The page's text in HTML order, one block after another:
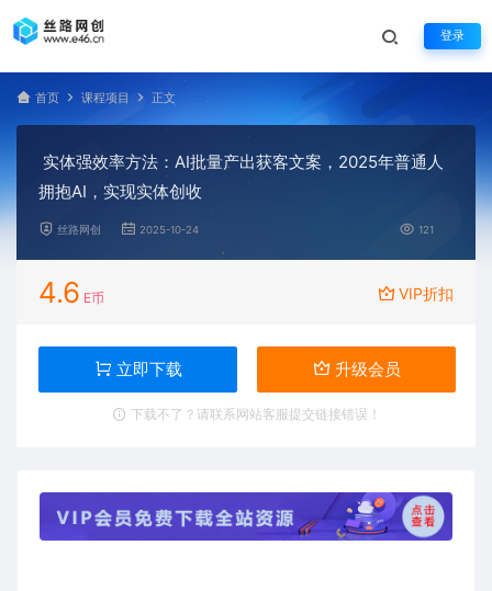
登录
首页 课程项目 正文
实体强效率方法：AI批量产出获客文案，2025年普通人
拥抱AI，实现实体创收
丝路网创 2025-10-24 121
4.6 E币 VIP折扣
立即下载 升级会员
下载不了？请联系网站客服提交链接错误！